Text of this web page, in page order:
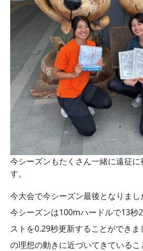
今シーズンもたくさん一緒に遠征
す。
今大会で今シーズン最後となりまし
今シーズンは100mハードルで13秒
ストを0.29秒更新することができ
の理想の動きに近づいてきている